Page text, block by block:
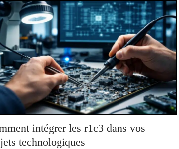
intégrer les r1c3 dans vos
technologiques